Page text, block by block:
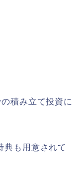
積み立て投資に
典も用意されて